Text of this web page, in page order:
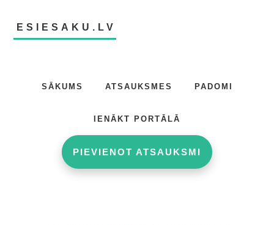
main
footerESIESAKU.LV
SĀKUMS ATSAUKSMES PADOMI
IENĀKT PORTĀLĀ
PIEVIENOT ATSAUKSMI